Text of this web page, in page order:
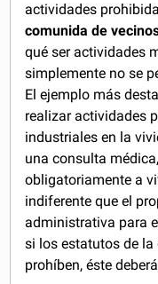
actividades
comunida de
qué ser actividades
simplemente no se
El ejemplo más
realizar actividades
industriales en la
una consulta
obligatoriamente a
indiferente que el
administrativa para
si los estatutos de
prohíben, éste